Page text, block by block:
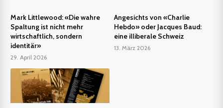
Mark Littlewood: «Die wahre
Spaltung ist nicht mehr
wirtschaftlich, sondern
identitär»
29. April 2026
Angesichts von «Charlie
Hebdo» oder Jacques Baud:
eine illiberale Schweiz
13. März 2026